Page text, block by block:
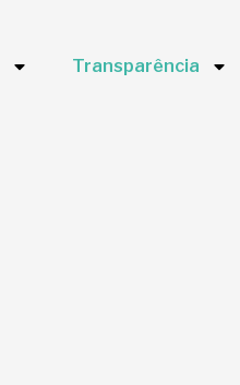
Transparência